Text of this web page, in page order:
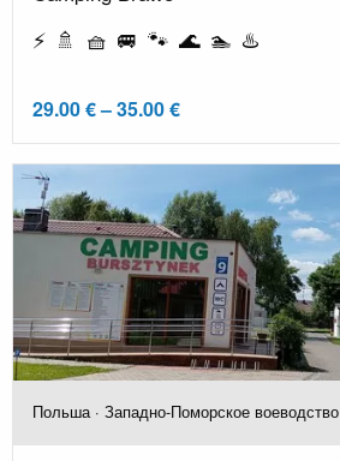
⚡ 🚿 🧺 🚐 🐾 🌊 🏊 ♨️
29.00 € – 35.00 €
Польша · Западно-Поморское воеводство